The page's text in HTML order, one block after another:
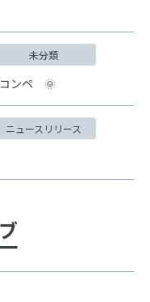
未分類
ンペ 🌞
ニュースリリース